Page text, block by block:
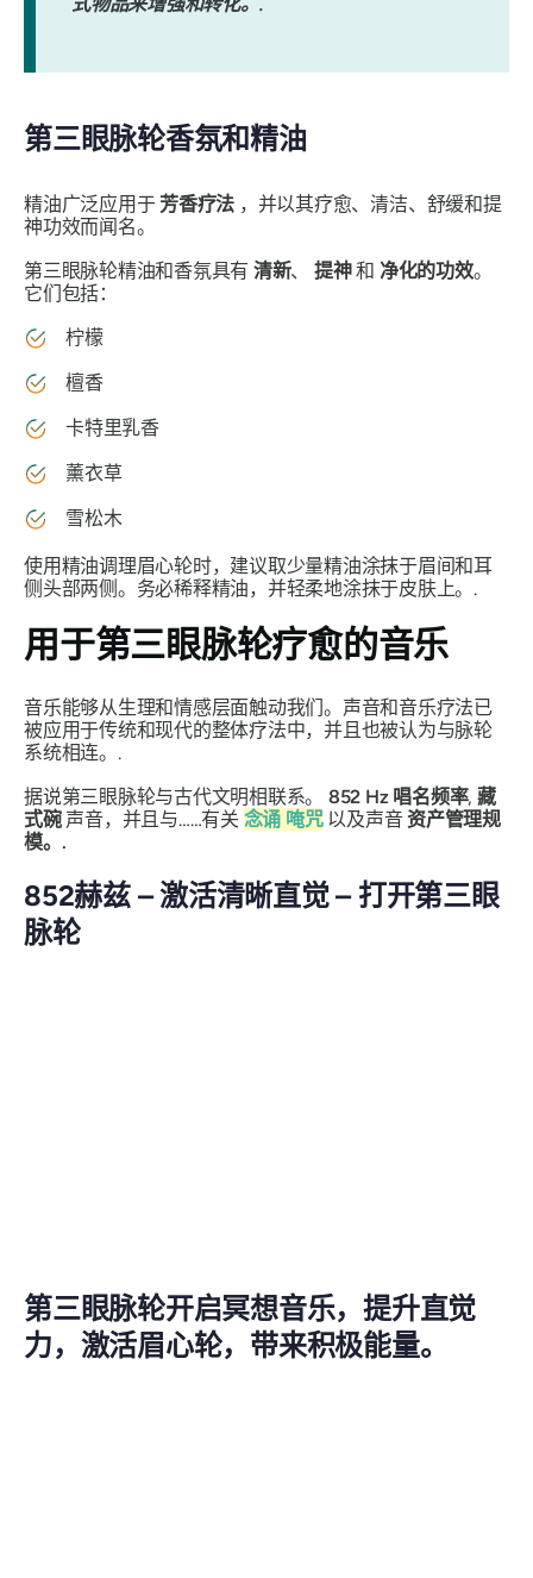
第三眼脉轮香氛和精油
精油广泛应用于芳香疗法 ，并以其疗愈、清洁、舒缓和提
神功效而闻名。
第三眼脉轮精油和香氛具有 清新、 提神和 净化的功效。
它们包括：
柠檬
檀香
卡特里乳香
薰衣草
雪松木
使用精油调理眉心轮时，建议取少量精油涂抹于眉间和耳
侧头部两侧。务必稀释精油，并轻柔地涂抹于皮肤上。.
用于第三眼脉轮疗愈的音乐
音乐能够从生理和情感层面触动我们。声音和音乐疗法已
被应用于传统和现代的整体疗法中，并且也被认为与脉轮
系统相连。.
据说第三眼脉轮与古代文明相联系。 852 Hz 唱名频率, 藏
式碗声音，并且与……有关 念诵 唵咒以及声音资产管理规
模。.
852赫兹 – 激活清晰直觉 – 打开第三眼
脉轮
第三眼脉轮开启冥想音乐，提升直觉
力，激活眉心轮，带来积极能量。